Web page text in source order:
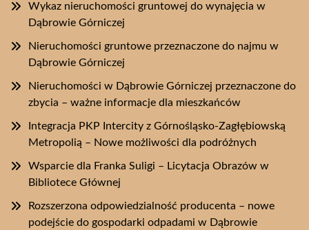
Wykaz nieruchomości gruntowej do wynajęcia w
Dąbrowie Górniczej
Nieruchomości gruntowe przeznaczone do najmu w
Dąbrowie Górniczej
Nieruchomości w Dąbrowie Górniczej przeznaczone do
zbycia – ważne informacje dla mieszkańców
Integracja PKP Intercity z Górnośląsko-Zagłębiowską
Metropolią – Nowe możliwości dla podróżnych
Wsparcie dla Franka Suligi – Licytacja Obrazów w
Bibliotece Głównej
Rozszerzona odpowiedzialność producenta – nowe
podejście do gospodarki odpadami w Dąbrowie